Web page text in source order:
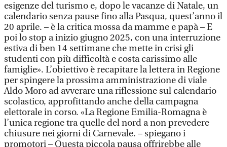
esigenze del turismo e, dopo le vacanze di Natale, un
calendario senza pause fino alla Pasqua, quest’anno il
20 aprile. – è la critica mossa da mamme e papà – E
poi lo stop a inizio giugno 2025, con una interruzione
estiva di ben 14 settimane che mette in crisi gli
studenti con più difficoltà e costa carissimo alle
famiglie». L’obiettivo è recapitare la lettera in Regione
per spingere la prossima amministrazione di viale
Aldo Moro ad avverare una riflessione sul calendario
scolastico, approfittando anche della campagna
elettorale in corso. «La Regione Emilia-Romagna è
l’unica regione tra quelle del nord a non prevedere
chiusure nei giorni di Carnevale. – spiegano i
promotori – Questa piccola pausa offrirebbe alle